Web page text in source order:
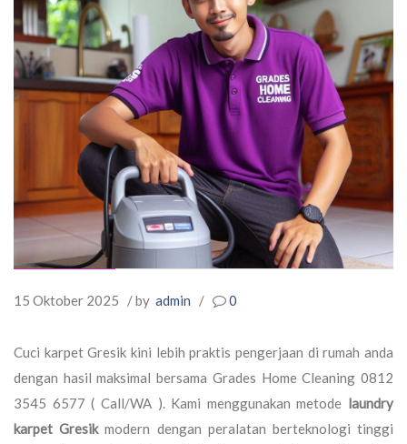
15 Oktober 2025 / by admin / 0
Cuci karpet Gresik kini lebih praktis pengerjaan di rumah anda
dengan hasil maksimal bersama Grades Home Cleaning 0812
3545 6577 ( Call/WA ). Kami menggunakan metode laundry
karpet Gresikmodern dengan peralatan berteknologi tinggi